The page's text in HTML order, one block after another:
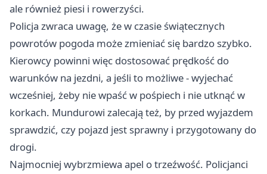
ale również piesi i rowerzyści.
Policja zwraca uwagę, że w czasie świątecznych
powrotów pogoda może zmieniać się bardzo szybko.
Kierowcy powinni więc dostosować prędkość do
warunków na jezdni, a jeśli to możliwe - wyjechać
wcześniej, żeby nie wpaść w pośpiech i nie utknąć w
korkach. Mundurowi zalecają też, by przed wyjazdem
sprawdzić, czy pojazd jest sprawny i przygotowany do
drogi.
Najmocniej wybrzmiewa apel o trzeźwość. Policjanci